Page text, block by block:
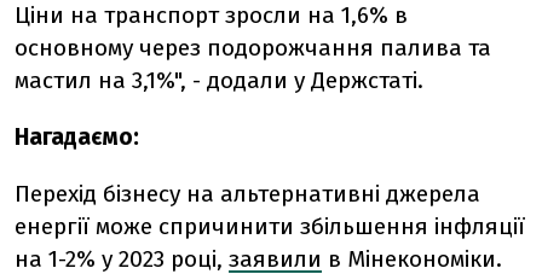
Ціни на транспорт зросли на 1,6% в
основному через подорожчання палива та
мастил на 3,1%", - додали у Держстаті.
Нагадаємо:
Перехід бізнесу на альтернативні джерела
енергії може спричинити збільшення інфляції
на 1-2% у 2023 році, заявили в Мінекономіки.